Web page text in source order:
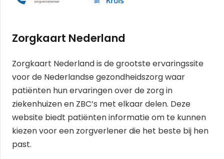
Zorgkaart Nederland
Zorgkaart Nederland is de grootste ervaringssite
voor de Nederlandse gezondheidszorg waar
patiënten hun ervaringen over de zorg in
ziekenhuizen en ZBC’s met elkaar delen. Deze
website biedt patiënten informatie om te kunnen
kiezen voor een zorgverlener die het beste bij hen
past.